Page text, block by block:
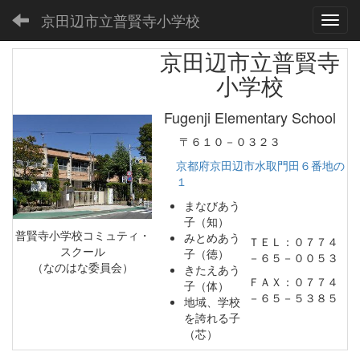
京田辺市立普賢寺小学校
普賢寺小学校コミュティ・
スクール
（なのはな委員会）
京田辺市立普賢寺
小学校
Fugenji Elementary School
〒６１０－０３２３
京都府京田辺市水取門田６番地の
１
まなびあう
子（知）
みとめあう
子（徳）
きたえあう
子（体）
地域、学校
を誇れる子
（芯）
ＴＥＬ：０７７４
－６５－００５３
ＦＡＸ：０７７４
－６５－５３８５